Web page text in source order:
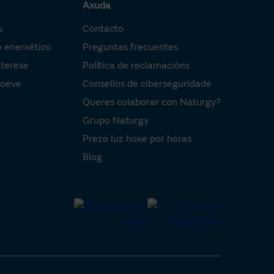
boletín do
Os dereitos de
necesarias para
dun xa
cobrarache un
enerxético
Axuda
Contacto
Preguntas frecuentes
Política de reclamacións
Consellos de ciberseguridade
Queres colaborar con Naturgy?
Grupo Naturgy
Prezo luz hoxe por horas
Blog